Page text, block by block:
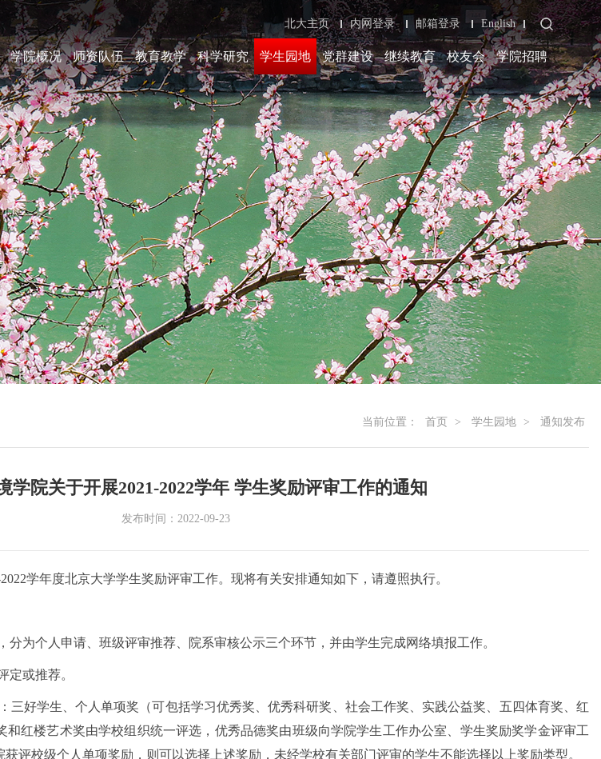
北大主页 内网登录 邮箱登录 English
学院概况 师资队伍 教育教学 科学研究 学生园地 党群建设 继续教育 校友会 学院招聘
当前位置： 首页 > 学生园地 > 通知发布
学院关于开展2021-2022学年 学生奖励评审工作的通知
发布时间：2022-09-23
2学年度北京大学学生奖励评审工作。现将有关安排通知如下，请遵照执行。
分为个人申请、班级评审推荐、院系审核公示三个环节，并由学生完成网络填报工作。
定或推荐。
三好学生、个人单项奖（可包括学习优秀奖、优秀科研奖、社会工作奖、实践公益奖、五四体育奖、红
红楼艺术奖由学校组织统一评选，优秀品德奖由班级向学院学生工作办公室、学生奖励奖学金评审工
评校级个人单项奖励，则可以选择上述奖励，未经学校有关部门评审的学生不能选择以上奖励类型。